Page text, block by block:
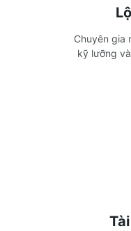
Chuyên gia
kỹ lưỡng